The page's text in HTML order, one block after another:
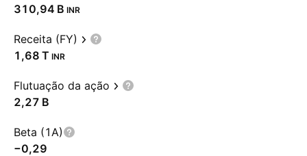
‪310,94 B‬ INR
Receita (FY)
‪1,68 T‬ INR
Flutuação da ação
‪2,27 B‬
Beta (1A)
−0,29